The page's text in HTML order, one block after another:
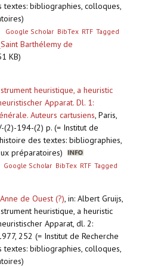
textes: bibliographies, colloques,
Google Scholar BibTex RTF Tagged
Barthélemy de
KB)
heuristique, a heuristic
Apparat. Dl. 1:
Auteurs cartusiens, Paris,
(2)-194-(2) p. (= Institut de
des textes: bibliographies,
préparatoires)
Google Scholar BibTex RTF Tagged
de Ouest (?), in: Albert Gruijs,
heuristique, a heuristic
Apparat, dl. 2:
252 (= Institut de Recherche
textes: bibliographies, colloques,